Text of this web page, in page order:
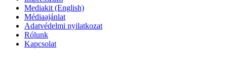
Mediakit (English)
Médiaajánlat
Adatvédelmi nyilatkozat
Rólunk
Kapcsolat